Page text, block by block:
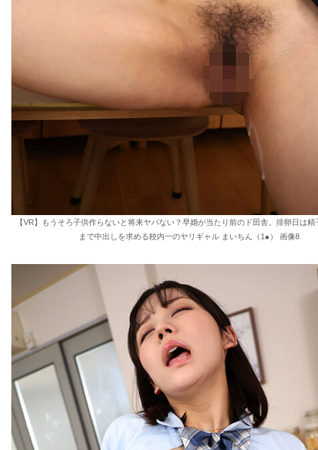
【VR】もうそろ子供作らないと将来ヤバない？早婚が当たり前のド田舎。排卵日は精
まで中出しを求める校内一のヤリギャル まいちん（1●） 画像8